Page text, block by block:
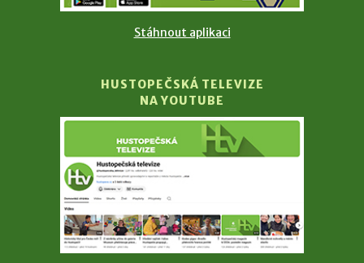
Stáhnout aplikaci
HUSTOPEČSKÁ TELEVIZE
NA YOUTUBE